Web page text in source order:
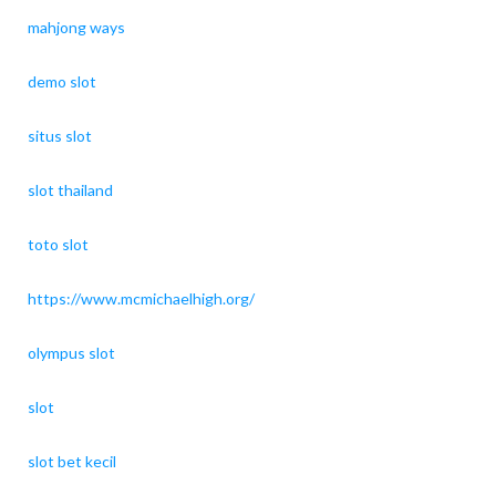
mahjong ways
demo slot
situs slot
slot thailand
toto slot
https://www.mcmichaelhigh.org/
olympus slot
slot
slot bet kecil